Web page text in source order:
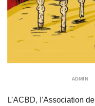
ADMIN
L’ACBD, l’Association